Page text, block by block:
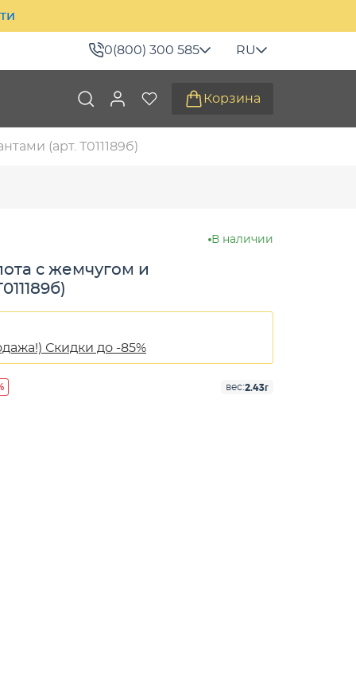
0(800) 300 585 RU
Корзина
(арт. Т011189б)
В наличии
с жемчугом и
Скидки до -85%
вес:2.43г